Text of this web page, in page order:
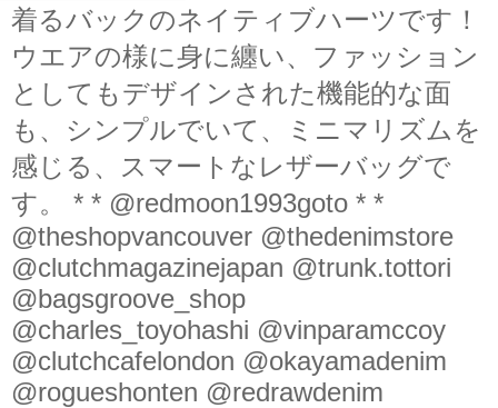
着るバックのネイティブハーツです！
ウエアの様に身に纏い、ファッション
としてもデザインされた機能的な面
も、シンプルでいて、ミニマリズムを
感じる、スマートなレザーバッグで
す。 * * @redmoon1993goto * *
@theshopvancouver @thedenimstore
@clutchmagazinejapan @trunk.tottori
@bagsgroove_shop
@charles_toyohashi @vinparamccoy
@clutchcafelondon @okayamadenim
@rogueshonten @redrawdenim